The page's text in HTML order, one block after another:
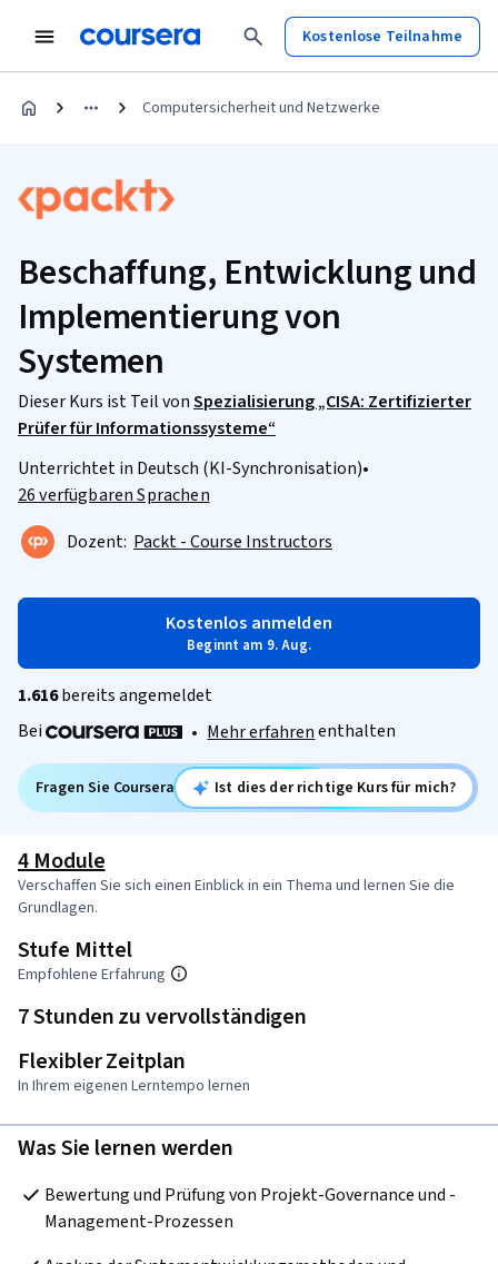
Kostenlose Teilnahme
Computersicherheit und Netzwerke
Beschaffung, Entwicklung und
Implementierung von
Systemen
Dieser Kurs ist Teil vonSpezialisierung „CISA: Zertifizierter
Prüfer für Informationssysteme“
Unterrichtet in Deutsch (KI-Synchronisation)•
26 verfügbaren Sprachen
Dozent: Packt - Course Instructors
Kostenlos anmelden
Beginnt am 9. Aug.
1.616bereits angemeldet
Bei
• Mehr erfahrenenthalten
Fragen Sie Coursera Ist dies der richtige Kurs für mich?
4 Module
Verschaffen Sie sich einen Einblick in ein Thema und lernen Sie die
Grundlagen.
Stufe Mittel
Empfohlene Erfahrung
7 Stunden zu vervollständigen
Flexibler Zeitplan
In Ihrem eigenen Lerntempo lernen
Was Sie lernen werden
Bewertung und Prüfung von Projekt-Governance und -
Management-Prozessen